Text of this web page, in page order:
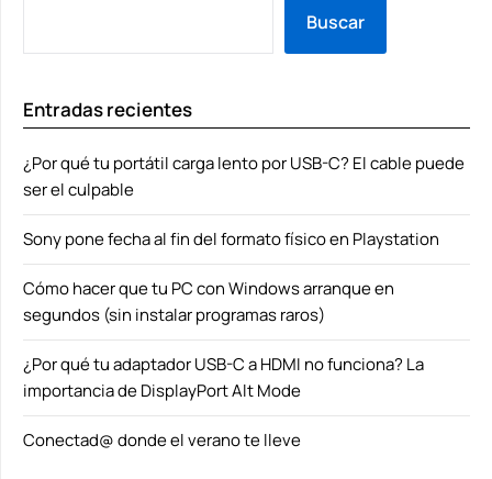
Buscar
Entradas recientes
¿Por qué tu portátil carga lento por USB-C? El cable puede
ser el culpable
Sony pone fecha al fin del formato físico en Playstation
Cómo hacer que tu PC con Windows arranque en
segundos (sin instalar programas raros)
¿Por qué tu adaptador USB-C a HDMI no funciona? La
importancia de DisplayPort Alt Mode
Conectad@ donde el verano te lleve